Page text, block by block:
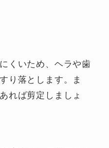
くいため、ヘラや歯
り落とします。ま
れば剪定しましょ